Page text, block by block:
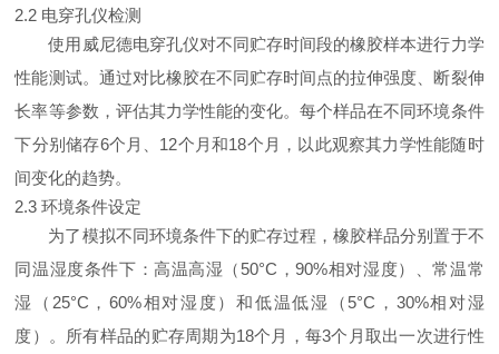
2.2 电穿孔仪检测
使用威尼德电穿孔仪对不同贮存时间段的橡胶样本进行力学
性能测试。通过对比橡胶在不同贮存时间点的拉伸强度、断裂伸
长率等参数，评估其力学性能的变化。每个样品在不同环境条件
下分别储存6个月、12个月和18个月，以此观察其力学性能随时
间变化的趋势。
2.3 环境条件设定
为了模拟不同环境条件下的贮存过程，橡胶样品分别置于不
同温湿度条件下：高温高湿（50°C，90%相对湿度）、常温常
湿（25°C，60%相对湿度）和低温低湿（5°C，30%相对湿
度）。所有样品的贮存周期为18个月，每3个月取出一次进行性